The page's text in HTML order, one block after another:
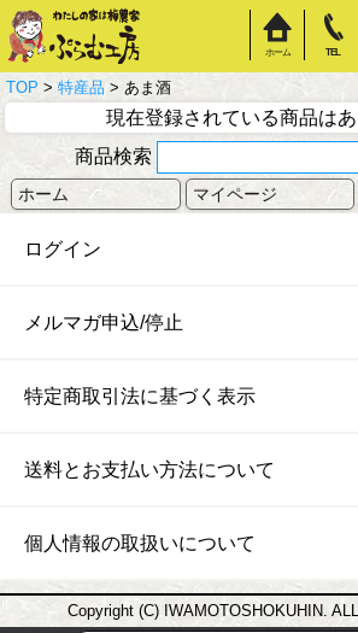
ホーム TEL
TOP > 特産品 > あま酒
現在登録されている商品は
商品検索
ホーム マイページ
ログイン
メルマガ申込/停止
特定商取引法に基づく表示
送料とお支払い方法について
個人情報の取扱いについて
Copyright (C) IWAMOTOSHOKUHIN.